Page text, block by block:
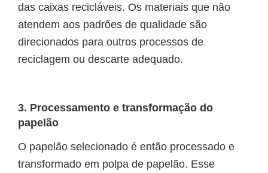
das caixas recicláveis. Os materiais que não
atendem aos padrões de qualidade são
direcionados para outros processos de
reciclagem ou descarte adequado.
3. Processamento e transformação do
papelão
O papelão selecionado é então processado e
transformado em polpa de papelão. Esse